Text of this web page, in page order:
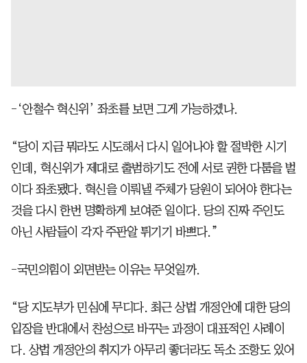
-‘안철수 혁신위’ 좌초를 보면 그게 가능하겠나.
“당이 지금 뭐라도 시도해서 다시 일어나야 할 절박한 시기
인데, 혁신위가 제대로 출범하기도 전에 서로 권한 다툼을 벌
이다 좌초됐다. 혁신을 이뤄낼 주체가 당원이 되어야 한다는
것을 다시 한번 명확하게 보여준 일이다. 당의 진짜 주인도
아닌 사람들이 각자 주판알 튀기기 바쁘다.”
-국민의힘이 외면받는 이유는 무엇일까.
“당 지도부가 민심에 무디다. 최근 상법 개정안에 대한 당의
입장을 반대에서 찬성으로 바꾸는 과정이 대표적인 사례이
다. 상법 개정안의 취지가 아무리 좋더라도 독소 조항도 있어